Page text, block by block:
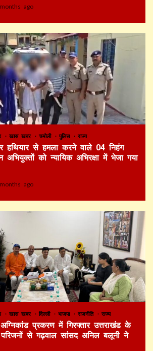
ago
खास खबर चमोली पुलिस राज्य
हथियार से हमला करने वाले 04 निहंग
अभियुक्तों को न्यायिक अभिरक्षा में भेजा गया
ago
खास खबर दिल्ली भाजपा राजनीति राज्य
प्रकरण में गिरफ्तार उत्तराखंड के
से गढ़वाल सांसद अनिल बलूनी ने